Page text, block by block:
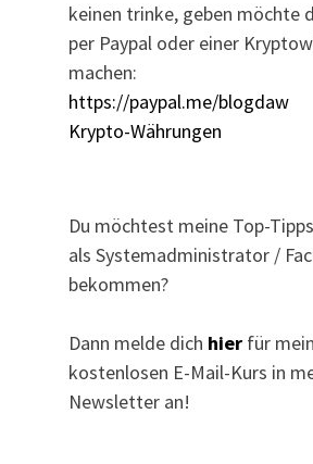
keinen trinke, geben möchte
per Paypal oder einer
machen:
https://paypal.me/blogdaw
Krypto-Währungen
Du möchtest meine Top-
als Systemadministrator /
bekommen?
Dann melde dich hierfür
kostenlosen E-Mail-Kurs in
Newsletter an!